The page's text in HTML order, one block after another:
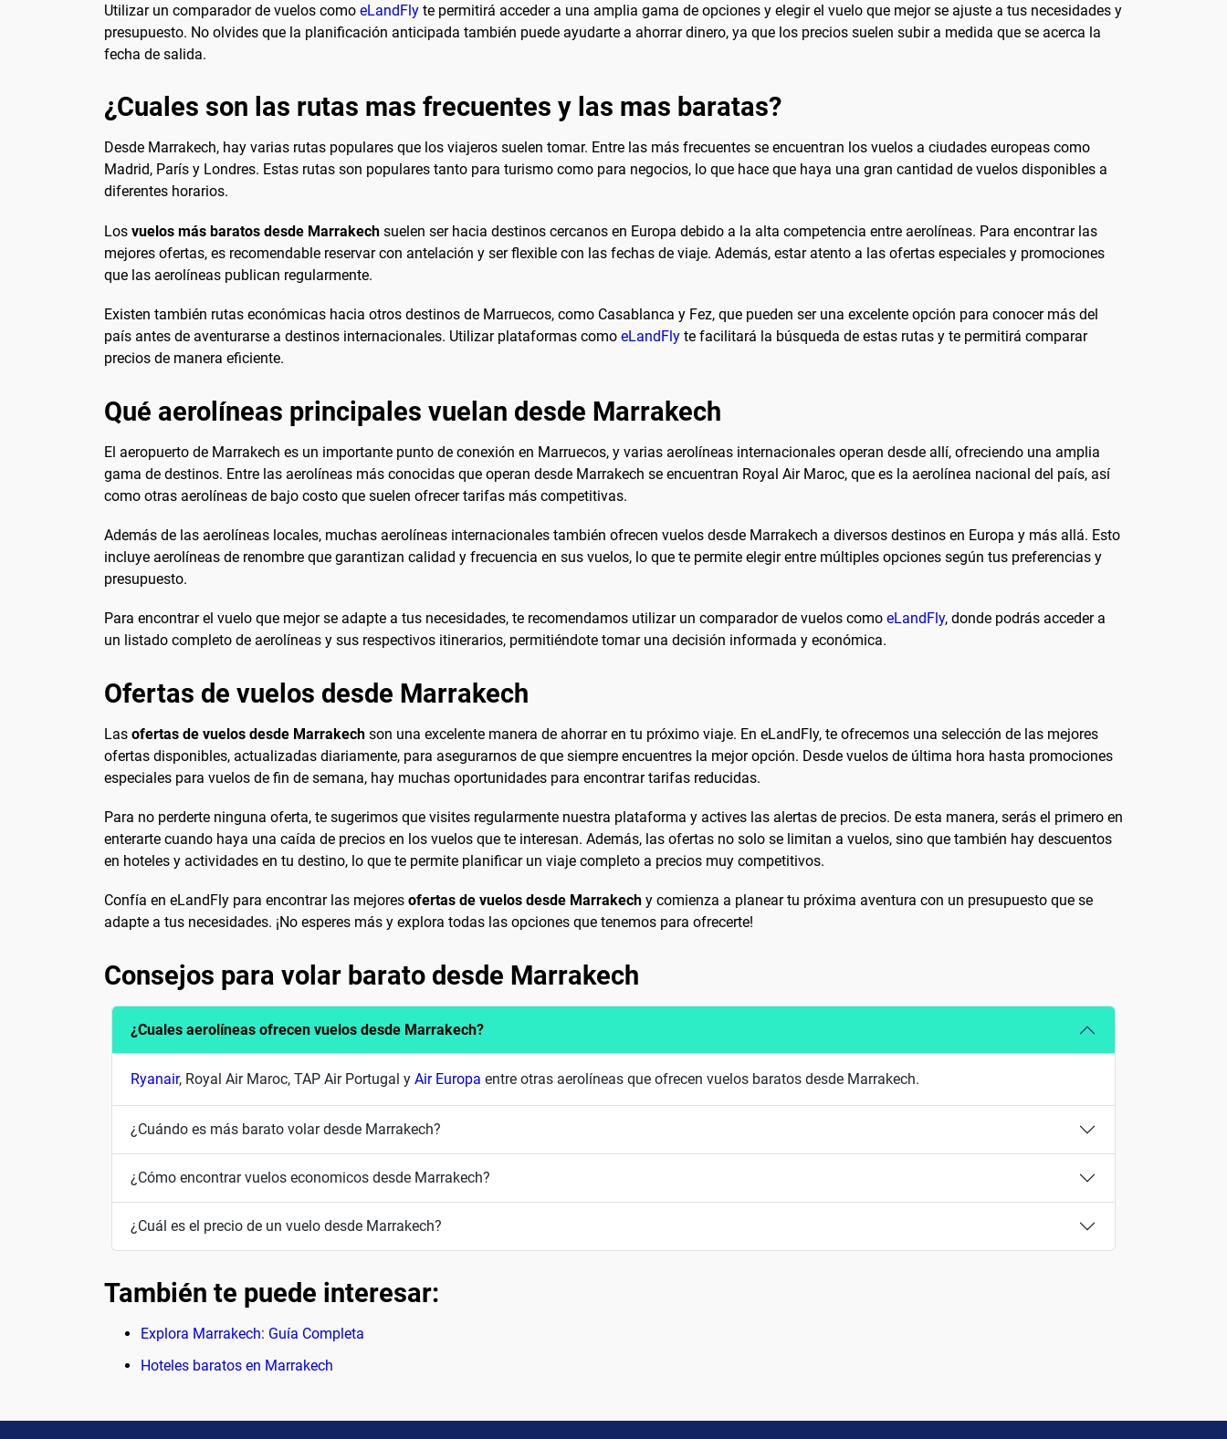
Utilizar un comparador de vuelos como eLandFly te permitirá acceder a una amplia gama de opciones y elegir el vuelo que mejor se ajuste a tus necesidades y
presupuesto. No olvides que la planificación anticipada también puede ayudarte a ahorrar dinero, ya que los precios suelen subir a medida que se acerca la
fecha de salida.
¿Cuales son las rutas mas frecuentes y las mas baratas?
Desde Marrakech, hay varias rutas populares que los viajeros suelen tomar. Entre las más frecuentes se encuentran los vuelos a ciudades europeas como
Madrid, París y Londres. Estas rutas son populares tanto para turismo como para negocios, lo que hace que haya una gran cantidad de vuelos disponibles a
diferentes horarios.
Los vuelos más baratos desde Marrakech suelen ser hacia destinos cercanos en Europa debido a la alta competencia entre aerolíneas. Para encontrar las
mejores ofertas, es recomendable reservar con antelación y ser flexible con las fechas de viaje. Además, estar atento a las ofertas especiales y promociones
que las aerolíneas publican regularmente.
Existen también rutas económicas hacia otros destinos de Marruecos, como Casablanca y Fez, que pueden ser una excelente opción para conocer más del
país antes de aventurarse a destinos internacionales. Utilizar plataformas como eLandFly te facilitará la búsqueda de estas rutas y te permitirá comparar
precios de manera eficiente.
Qué aerolíneas principales vuelan desde Marrakech
El aeropuerto de Marrakech es un importante punto de conexión en Marruecos, y varias aerolíneas internacionales operan desde allí, ofreciendo una amplia
gama de destinos. Entre las aerolíneas más conocidas que operan desde Marrakech se encuentran Royal Air Maroc, que es la aerolínea nacional del país, así
como otras aerolíneas de bajo costo que suelen ofrecer tarifas más competitivas.
Además de las aerolíneas locales, muchas aerolíneas internacionales también ofrecen vuelos desde Marrakech a diversos destinos en Europa y más allá. Esto
incluye aerolíneas de renombre que garantizan calidad y frecuencia en sus vuelos, lo que te permite elegir entre múltiples opciones según tus preferencias y
presupuesto.
Para encontrar el vuelo que mejor se adapte a tus necesidades, te recomendamos utilizar un comparador de vuelos como eLandFly, donde podrás acceder a
un listado completo de aerolíneas y sus respectivos itinerarios, permitiéndote tomar una decisión informada y económica.
Ofertas de vuelos desde Marrakech
Las ofertas de vuelos desde Marrakech son una excelente manera de ahorrar en tu próximo viaje. En eLandFly, te ofrecemos una selección de las mejores
ofertas disponibles, actualizadas diariamente, para asegurarnos de que siempre encuentres la mejor opción. Desde vuelos de última hora hasta promociones
especiales para vuelos de fin de semana, hay muchas oportunidades para encontrar tarifas reducidas.
Para no perderte ninguna oferta, te sugerimos que visites regularmente nuestra plataforma y actives las alertas de precios. De esta manera, serás el primero en
enterarte cuando haya una caída de precios en los vuelos que te interesan. Además, las ofertas no solo se limitan a vuelos, sino que también hay descuentos
en hoteles y actividades en tu destino, lo que te permite planificar un viaje completo a precios muy competitivos.
Confía en eLandFly para encontrar las mejores ofertas de vuelos desde Marrakech y comienza a planear tu próxima aventura con un presupuesto que se
adapte a tus necesidades. ¡No esperes más y explora todas las opciones que tenemos para ofrecerte!
Consejos para volar barato desde Marrakech
¿Cuales aerolíneas ofrecen vuelos desde Marrakech?
Ryanair, Royal Air Maroc, TAP Air Portugal y Air Europa entre otras aerolíneas que ofrecen vuelos baratos desde Marrakech.
¿Cuándo es más barato volar desde Marrakech?
¿Cómo encontrar vuelos economicos desde Marrakech?
¿Cuál es el precio de un vuelo desde Marrakech?
También te puede interesar:
Explora Marrakech: Guía Completa
Hoteles baratos en Marrakech